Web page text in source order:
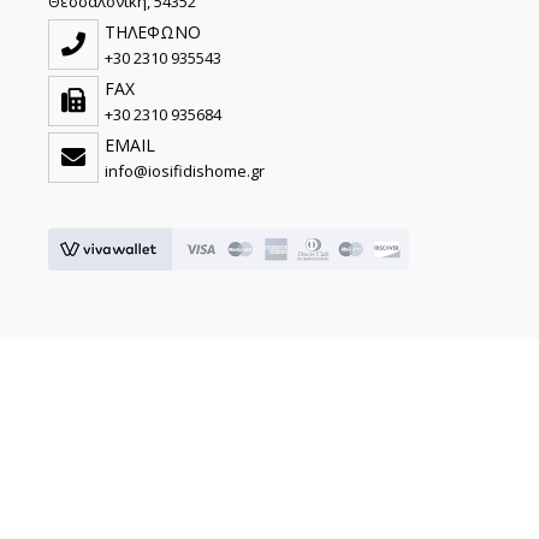
ΤΗΛΕΦΩΝΟ
+30 2310 935543
FAX
+30 2310 935684
EMAIL
info@iosifidishome.gr